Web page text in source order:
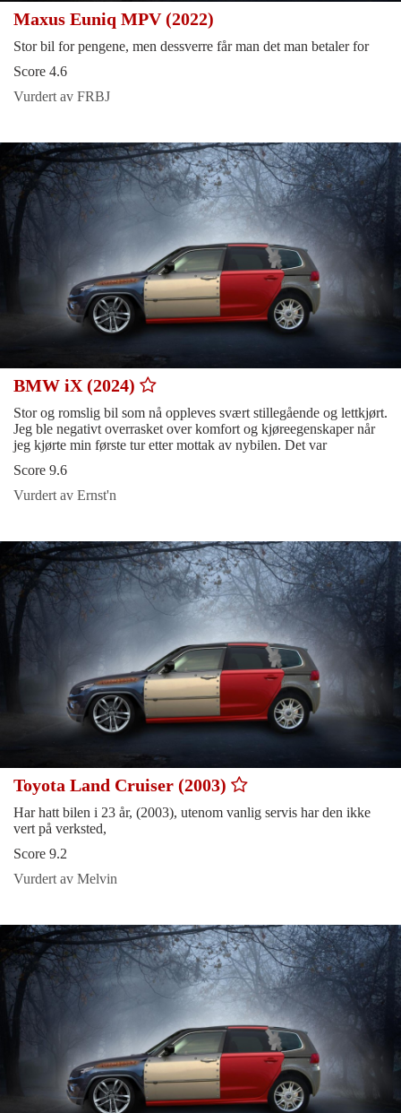
Maxus Euniq MPV (2022)
Stor bil for pengene, men dessverre får man det man betaler for
Score 4.6
Vurdert av FRBJ
BMW iX (2024)
Stor og romslig bil som nå oppleves svært stillegående og lettkjørt.
Jeg ble negativt overrasket over komfort og kjøreegenskaper når
jeg kjørte min første tur etter mottak av nybilen. Det var
Score 9.6
Vurdert av Ernst'n
Toyota Land Cruiser (2003)
Har hatt bilen i 23 år, (2003), utenom vanlig servis har den ikke
vert på verksted,
Score 9.2
Vurdert av Melvin